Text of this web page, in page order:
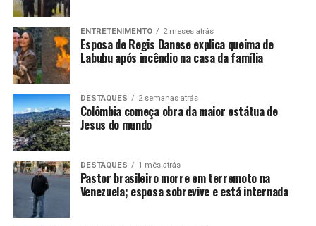
ENTRETENIMENTO 2 meses atrás
Esposa de Regis Danese explica queima de
Labubu após incêndio na casa da família
DESTAQUES 2 semanas atrás
Colômbia começa obra da maior estátua de
Jesus do mundo
DESTAQUES 1 mês atrás
Pastor brasileiro morre em terremoto na
Venezuela; esposa sobrevive e está internada